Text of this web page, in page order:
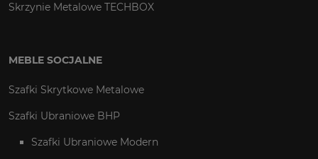
Skrzynie Metalowe TECHBOX
MEBLE SOCJALNE
Szafki Skrytkowe Metalowe
Szafki Ubraniowe BHP
Szafki Ubraniowe Modern